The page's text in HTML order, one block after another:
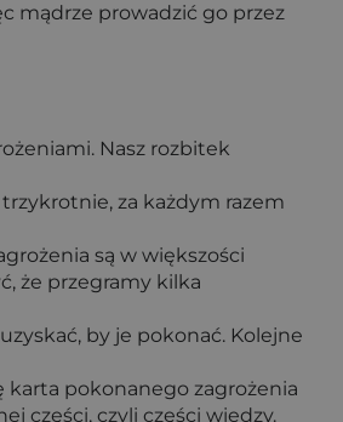
mądrze prowadzić go przez
Nasz rozbitek
za każdym razem
są w większości
że przegramy kilka
by je pokonać. Kolejne
karta pokonanego zagrożenia
części, czyli części wiedzy.